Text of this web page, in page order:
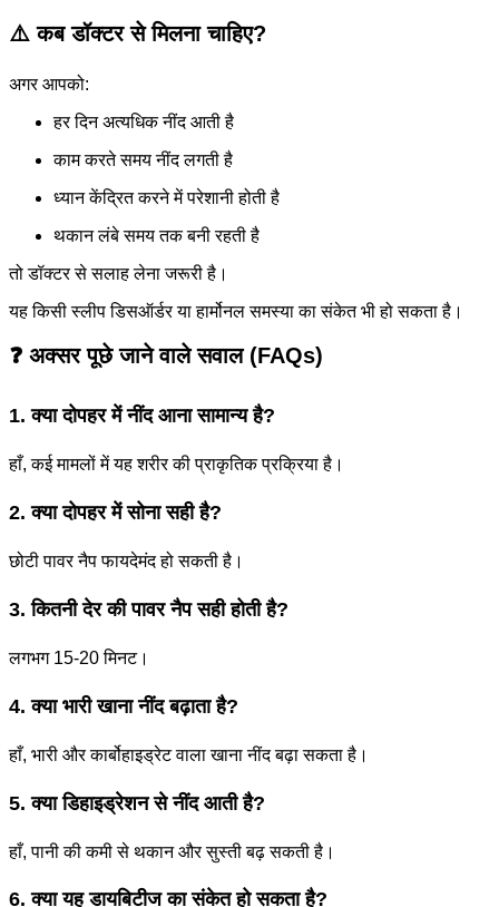
⚠️ कब डॉक्टर से मिलना चाहिए?
अगर आपको:
हर दिन अत्यधिक नींद आती है
काम करते समय नींद लगती है
ध्यान केंद्रित करने में परेशानी होती है
थकान लंबे समय तक बनी रहती है
तो डॉक्टर से सलाह लेना जरूरी है।
यह किसी स्लीप डिसऑर्डर या हार्मोनल समस्या का संकेत भी हो सकता है।
❓ अक्सर पूछे जाने वाले सवाल (FAQs)
1. क्या दोपहर में नींद आना सामान्य है?
हाँ, कई मामलों में यह शरीर की प्राकृतिक प्रक्रिया है।
2. क्या दोपहर में सोना सही है?
छोटी पावर नैप फायदेमंद हो सकती है।
3. कितनी देर की पावर नैप सही होती है?
लगभग 15-20 मिनट।
4. क्या भारी खाना नींद बढ़ाता है?
हाँ, भारी और कार्बोहाइड्रेट वाला खाना नींद बढ़ा सकता है।
5. क्या डिहाइड्रेशन से नींद आती है?
हाँ, पानी की कमी से थकान और सुस्ती बढ़ सकती है।
6. क्या यह डायबिटीज का संकेत हो सकता है?